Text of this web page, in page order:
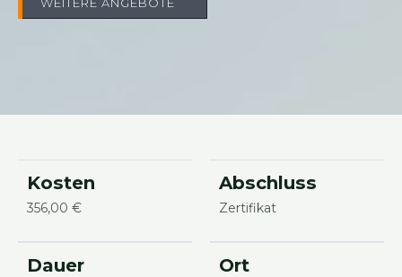
Kos­ten
356,00 €
Abschluss
Zer­ti­fi­kat
Dau­er Ort